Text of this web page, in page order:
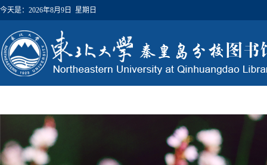
今天是： 2026年8月9日 星期日